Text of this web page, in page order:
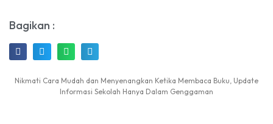
Bagikan :
Nikmati Cara Mudah dan Menyenangkan Ketika Membaca Buku, Update
Informasi Sekolah Hanya Dalam Genggaman